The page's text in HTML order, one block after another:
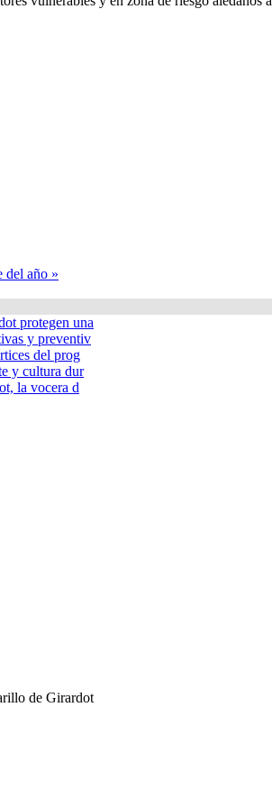
del año »
protegen una
y preventiv
del prog
y cultura dur
la vocera d